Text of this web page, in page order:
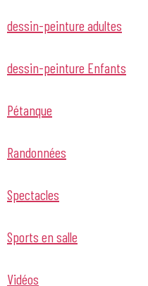
dessin-peinture adultes
dessin-peinture Enfants
Pétanque
Randonnées
Spectacles
Sports en salle
Vidéos